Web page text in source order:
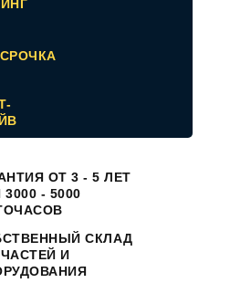
СКЛАД
И
ОТ 3 - 5 ЛЕТ
- 5000